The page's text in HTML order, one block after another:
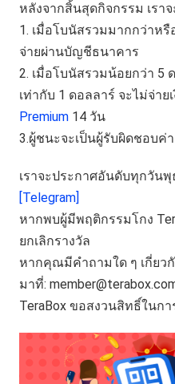
หลังจากสิ้นสุดกิจกรรม เรา
1. เมื่อโบนัสรวมมากกว่าห
จ่ายผ่านบัญชีธนาคาร
2. เมื่อโบนัสรวมน้อยกว่า 5
เท่ากับ 1 ดอลลาร์ จะไม่จ่าย
Premium 14 วัน
3.ผู้ชนะจะเป็นผู้รับผิดชอบค่
เราจะประกาศอันดับทุกวัน
[Telegram]
หากพบผู้มีพฤติกรรมโกง
ยกเลิกรางวัล
หากคุณมีคำถามใด ๆ เกี่ยว
มาที่:
TeraBox ขอสงวนสิทธิ์ในก